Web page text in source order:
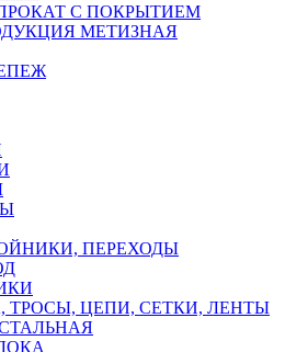
С ПОКРЫТИЕМ
МЕТИЗНАЯ
ПЕРЕХОДЫ
ТРОСЫ, ЦЕПИ, СЕТКИ, ЛЕНТЫ